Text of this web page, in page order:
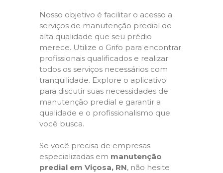
Nosso objetivo é facilitar o acesso a
serviços de manutenção predial de
alta qualidade que seu prédio
merece. Utilize o Grifo para encontrar
profissionais qualificados e realizar
todos os serviços necessários com
tranquilidade. Explore o aplicativo
para discutir suas necessidades de
manutenção predial e garantir a
qualidade e o profissionalismo que
você busca.
Se você precisa de empresas
especializadas em manutenção
predial em Viçosa, RN, não hesite